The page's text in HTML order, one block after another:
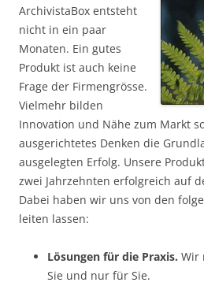
ArchivistaBox entsteht
nicht in ein paar
Monaten. Ein gutes
Produkt ist auch keine
Frage der Firmengrösse.
Vielmehr bilden
Innovation und Nähe zum Markt
ausgerichtetes Denken die
ausgelegten Erfolg. Unsere
zwei Jahrzehnten erfolgreich auf
Dabei haben wir uns von den
leiten lassen:
Lösungen für die Praxis. Wir
Sie und nur für Sie.